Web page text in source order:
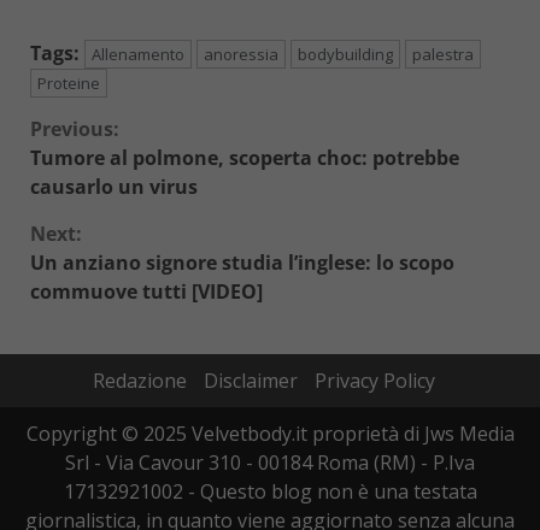
Tags: Allenamento anoressia bodybuilding
palestra
Proteine
Continue
Reading
Previous:
Tumore al polmone, scoperta choc: potrebbe
causarlo un virus
Next:
Un anziano signore studia l’inglese: lo scopo
commuove tutti [VIDEO]
Redazione Disclaimer
Privacy Policy
Copyright © 2025 Velvetbody.it proprietà di Jws Media
Srl - Via Cavour 310 - 00184 Roma (RM) - P.Iva
17132921002 - Questo blog non è una testata
giornalistica, in quanto viene aggiornato senza alcuna